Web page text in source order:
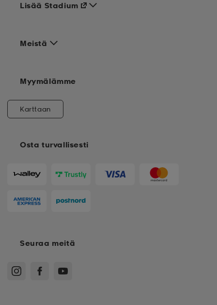
Meistä
Osta turvallisesti
Lisää Stadium
Myymälämme
Karttaan
Seuraa meitä